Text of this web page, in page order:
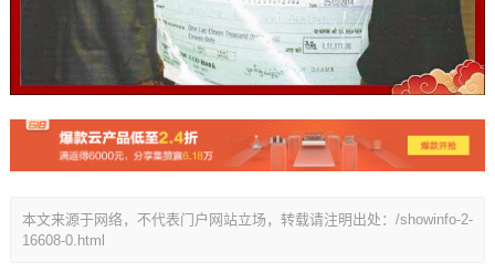
本文来源于网络，不代表门户网站立场，转载请注明出处：/showinfo-2-
16608-0.html